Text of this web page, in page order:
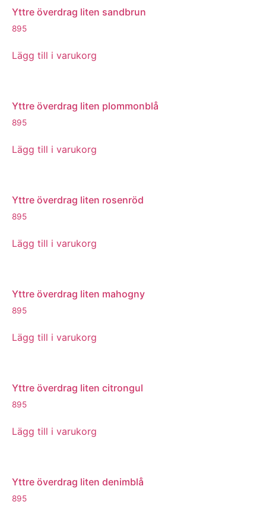
Yttre överdrag liten sandbrun
895
Lägg till i varukorg
Yttre överdrag liten plommonblå
895
Lägg till i varukorg
Yttre överdrag liten rosenröd
895
Lägg till i varukorg
Yttre överdrag liten mahogny
895
Lägg till i varukorg
Yttre överdrag liten citrongul
895
Lägg till i varukorg
Yttre överdrag liten denimblå
895